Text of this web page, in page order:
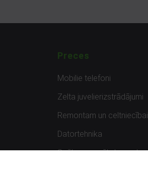
Preces
Mobilie telefoni
Zelta juvelierizstrādājumi
Remontam un celtniecībai
Datortehnika
Spēles un spēļu konsoles